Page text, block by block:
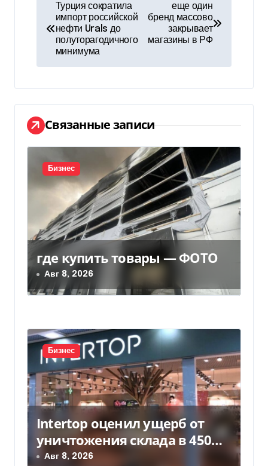
г
а
ц
и
п
о
з
а
и
с
я
м
Турция сократила
импорт российской
нефти Urals до
полуторагодичного
минимума
еще один
бренд массово
закрывает
магазины в РФ
Связанные записи
Бизнес
где купить товары — ФОТО
Авг 8, 2026
Бизнес
Intertop оценил ущерб от
уничтожения склада в 450
млн грн
Авг 8, 2026